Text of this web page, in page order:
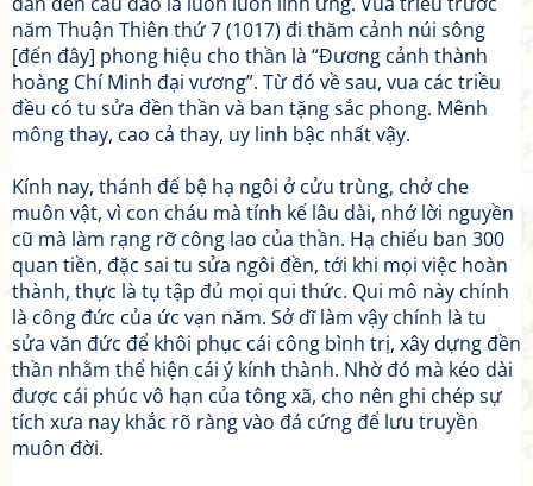
năm Thuận Thiên thứ 7 (1017) đi thăm cảnh núi sông
[đến đây] phong hiệu cho thần là “Đương cảnh thành
hoàng Chí Minh đại vương”. Từ đó về sau, vua các triều
đều có tu sửa đền thần và ban tặng sắc phong. Mênh
mông thay, cao cả thay, uy linh bậc nhất vậy.
Kính nay, thánh đế bệ hạ ngôi ở cửu trùng, chở che
muôn vật, vì con cháu mà tính kế lâu dài, nhớ lời nguyền
cũ mà làm rạng rỡ công lao của thần. Hạ chiếu ban 300
quan tiền, đặc sai tu sửa ngôi đền, tới khi mọi việc hoàn
thành, thực là tụ tập đủ mọi qui thức. Qui mô này chính
là công đức của ức vạn năm. Sở dĩ làm vậy chính là tu
sửa văn đức để khôi phục cái công bình trị, xây dựng đền
thần nhằm thể hiện cái ý kính thành. Nhờ đó mà kéo dài
được cái phúc vô hạn của tông xã, cho nên ghi chép sự
tích xưa nay khắc rõ ràng vào đá cứng để lưu truyền
muôn đời.